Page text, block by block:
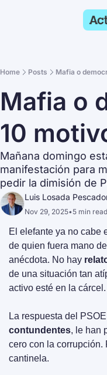
Home Posts Mafia o
Mafia o
10
Mañana domingo
manifestación para
pedir la dimisión de
Luis Losada
Nov 29, 2025•5 min read
El elefante ya no cabe
de quien fuera mano
anécdota. No hay
de una situación tan
activo esté en la cárcel.
La respuesta del
contundentes, le han
cero con la corrupción.
cantinela.